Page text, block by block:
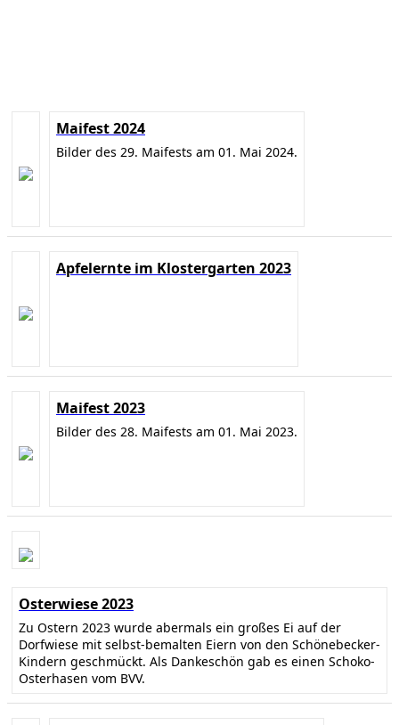
Maifest 2024
Bilder des 29. Maifests am 01. Mai 2024.
Apfelernte im Klostergarten 2023
Maifest 2023
Bilder des 28. Maifests am 01. Mai 2023.
Osterwiese 2023
Zu Ostern 2023 wurde abermals ein großes Ei auf der
Dorfwiese mit selbst-bemalten Eiern von den Schönebecker-
Kindern geschmückt. Als Dankeschön gab es einen Schoko-
Osterhasen vom BVV.